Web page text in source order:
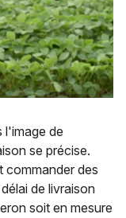
l'image de
se précise.
commander des
de livraison
soit en mesure